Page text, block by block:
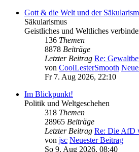
Gott & die Welt und der
Säkularismus
Geistliches und Weltliches
136 Themen
8878 Beiträge
Letzter Beitrag Re:
von CoolLesterSmooth
Fr 7. Aug 2026, 22:10
Im Blickpunkt!
Politik und Weltgeschehen
318 Themen
28965 Beiträge
Letzter Beitrag Re: Die AfD
von jsc Neuester Beitrag
So 9. Aug 2026, 08:40